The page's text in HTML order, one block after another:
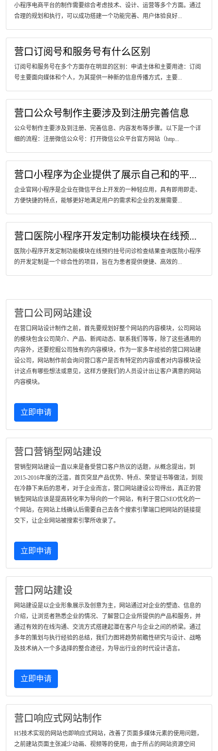
小程序电商平台的制作需要综合考虑技术、设计、运营等多个方面。通过
合理的规划和执行，可以成功搭建一个功能完善、用户体验良好...
营口订阅号和服务号有什么区别
订阅号和服务号在多个方面存在明显的区别：申请主体和主要用途：订阅
号主要面向媒体和个人，为其提供一种新的信息传播方式，主要...
营口公众号制作主要涉及到注册完善信息
公众号制作主要涉及到注册、完善信息、内容发布等步骤。以下是一个详
细的流程：注册微信公众号：打开微信公众平台官方网站（http...
营口小程序为企业提供了展示自己和的平...
企业官网小程序是企业在微信平台上开发的一种轻应用，具有即用即走、
方便快捷的特点，能够更好地满足用户的需求和企业的发展需要...
营口医院小程序开发定制功能模块在线预...
医院小程序开发定制功能模块在线预约挂号问诊检查结果查询医院小程序
的开发定制是一个综合性的项目，旨在为患者提供便捷、高效的...
营口公司网站建设
在营口网站设计制作之前，首先要规划好整个网站的内容模块，公司网站
的模块包含公司简介、产品、新闻动态、联系我们等等，除了这些通用的
内容外，还要挖掘公司独有的内容模块，作为一家多年经验的营口网站建
设公司，网站制作前会询问营口客户是否有特定的内容或者对内容模块设
计这点有哪些想法或意见，这样方便我们的人员设计出让客户满意的网站
内容模块。
立即申请
营口营销型网站建设
营销型网站建设一直以来是备受营口客户热议的话题，从概念提出，到
2015-2016年度的泛滥，首页突显产品优势、特点、荣誉证书等做法，到现
在冷静下来后的思考，对于企业而言，营口网站建设公司得出，真正的营
销型网站应该是提高转化率为导向的一个网站，有利于营口SEO优化的一
个网站，在网站上线确认后需要自己去各个搜索引擎端口把网站的链接提
交下，让企业网站被搜索引擎所收录了。
立即申请
营口网站建设
网站建设是以企业形象展示及创意为主，网站通过对企业的塑造、信息的
介绍，让浏览者熟悉企业的情况、了解营口企业所提供的产品和服务，并
通过有效的在线沟通、交流方式搭建起潜在客户与企业之间的桥梁。通过
多年的策划与执行经验的总结，我们力图将趋势前瞻性研究与设计、战略
及技术纳入一个多选择的整合途径，为导出行业的时代设计语言。
立即申请
营口响应式网站制作
H5技术实现的网站也即响应式网站，改善了页面多媒体元素的使用问题，
之前建站页面主张减少动画、视频等的使用，由于所占的网站资源空间